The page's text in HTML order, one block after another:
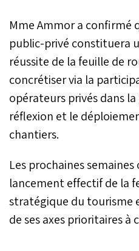
Mme Ammor a confirmé
public-privé constituera
réussite de la feuille de
concrétiser via la
opérateurs privés dans
réflexion et le
chantiers.
Les prochaines
lancement effectif de la
stratégique du tourisme
de ses axes prioritaires